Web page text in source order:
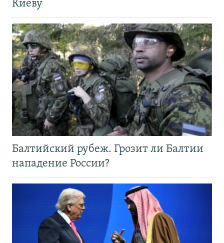
Киеву
Балтийский рубеж. Грозит ли Балтии
нападение России?